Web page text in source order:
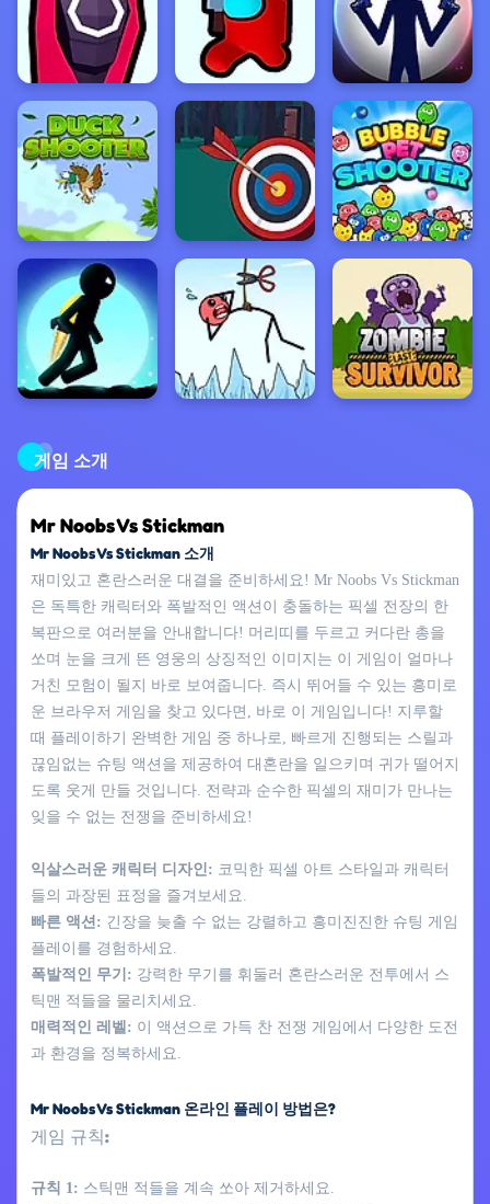
게임 소개
Mr Noobs Vs Stickman
Mr Noobs Vs Stickman 소개
재미있고 혼란스러운 대결을 준비하세요! Mr Noobs Vs Stickman
은 독특한 캐릭터와 폭발적인 액션이 충돌하는 픽셀 전장의 한
복판으로 여러분을 안내합니다! 머리띠를 두르고 커다란 총을
쏘며 눈을 크게 뜬 영웅의 상징적인 이미지는 이 게임이 얼마나
거친 모험이 될지 바로 보여줍니다. 즉시 뛰어들 수 있는 흥미로
운 브라우저 게임을 찾고 있다면, 바로 이 게임입니다! 지루할
때 플레이하기 완벽한 게임 중 하나로, 빠르게 진행되는 스릴과
끊임없는 슈팅 액션을 제공하여 대혼란을 일으키며 귀가 떨어지
도록 웃게 만들 것입니다. 전략과 순수한 픽셀의 재미가 만나는
잊을 수 없는 전쟁을 준비하세요!
익살스러운 캐릭터 디자인: 코믹한 픽셀 아트 스타일과 캐릭터
들의 과장된 표정을 즐겨보세요.
빠른 액션: 긴장을 늦출 수 없는 강렬하고 흥미진진한 슈팅 게임
플레이를 경험하세요.
폭발적인 무기: 강력한 무기를 휘둘러 혼란스러운 전투에서 스
틱맨 적들을 물리치세요.
매력적인 레벨: 이 액션으로 가득 찬 전쟁 게임에서 다양한 도전
과 환경을 정복하세요.
Mr Noobs Vs Stickman 온라인 플레이 방법은?
게임 규칙:
규칙 1: 스틱맨 적들을 계속 쏘아 제거하세요.